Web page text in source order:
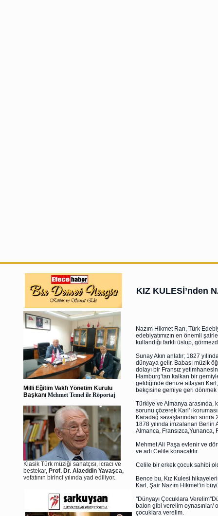
Milli Eğitim Vakfı Yönetim Kurulu
Başkanı Mehmet Temel ile Röportaj
Klasik Türk müziği sanatçısı, icracı ve
bestekar, Prof. Dr. Alaeddin Yavaşca,
vefatının birinci yılında yad ediliyor.
KIZ KULESİ’nden
Nazım Hikmet Ran, Türk
edebiyatımızın en önemli
kullandığı farklı üslup,
Sunay Akın anlatır; 1827
dünyaya gelir. Babası müzik
dolayı bir Fransız
Hamburg’tan kalkan bir
geldiğinde denize atlayan Karl,
bekçisine gemiye geri
Türkiye ve Almanya arasında,
sorunu çözerek Karl’ı
Karadağ savaşlarından sonra
1878 yılında imzalanan Berlin
Almanca, Fransızca,Yunanca,
Mehmet Ali Paşa evlenir ve
ve adı Celile konacaktır.
Celile bir erkek çocuk sahibi
Bence bu, Kız Kulesi
Karl, Şair Nazım Hikmet’in
''Dünyayı Çocuklara
balon gibi verelim oynasınlar/
çocuklara verelim.